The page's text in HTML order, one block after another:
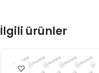
İlgili ürünler